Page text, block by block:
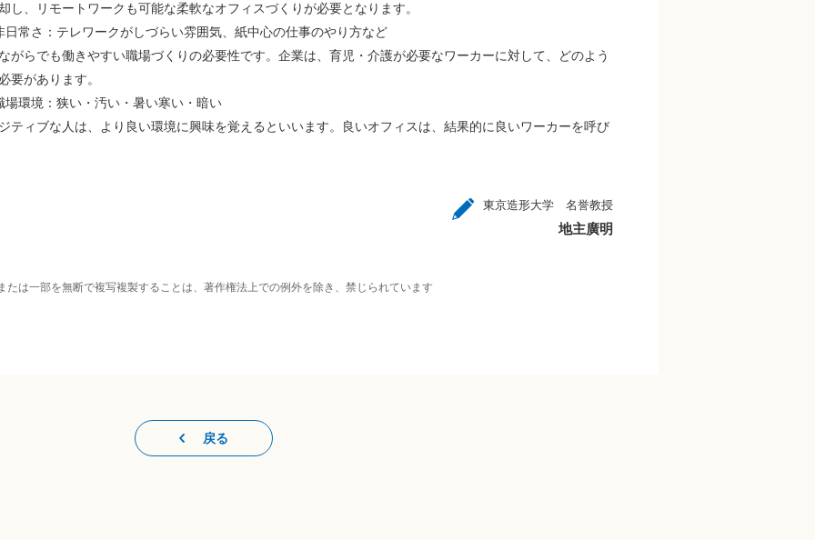
し、リモートワークも可能な柔軟なオフィスづくりが必要となります。
常さ：テレワークがしづらい雰囲気、紙中心の仕事のやり方など
でも働きやすい職場づくりの必要性です。企業は、育児・介護が必要なワーカーに対して、どのよう
要があります。
環境：狭い・汚い・暑い寒い・暗い
ブな人は、より良い環境に興味を覚えるといいます。良いオフィスは、結果的に良いワーカーを呼び
東京造形大学 名誉教授
地主廣明
たは一部を無断で複写複製することは、著作権法上での例外を除き、禁じられています
戻る